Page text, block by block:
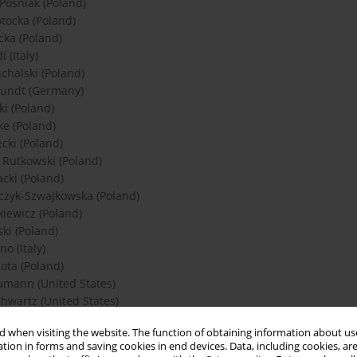
when visiting the website. The function of obtaining information about
in forms and saving cookies in end devices. Data, including cookies,
(Poland)
(Poland)
(Poland)
(Italy)
(Poland)
(Germany)
(Poland)
(Poland)
(Poland)
Rutkowski (Poland)
(Poland)
Szwajkowska (Poland)
(Poland)
(Poland)
(Italy)
(Poland)
(United States)
(United States)
(Poland)
(Poland)